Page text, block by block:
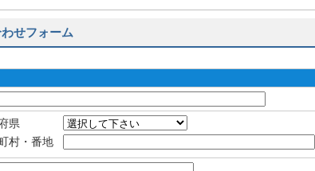
せフォーム
県
村・番地